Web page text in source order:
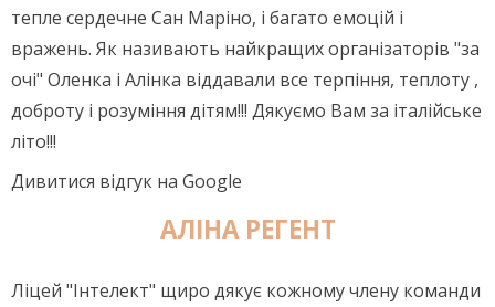
тепле сердечне Сан Маріно, і багато емоцій і
вражень. Як називають найкращих організаторів "за
очі" Оленка і Алінка віддавали все терпіння, теплоту ,
доброту і розуміння дітям!!! Дякуємо Вам за італійське
літо!!!
Дивитися відгук на Google
АЛІНА РЕГЕНТ
Ліцей "Інтелект" щиро дякує кожному члену команди